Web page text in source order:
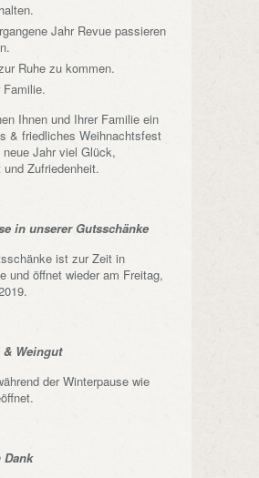
Jahr Revue passieren
Ruhe zu kommen.
Familie.
Ihnen und Ihrer Familie ein
& friedliches Weihnachtsfest
Jahr viel Glück,
Zufriedenheit.
in unserer Gutsschänke
ist zur Zeit in
und öffnet wieder am Freitag,
& Weingut
der Winterpause wie
Dank